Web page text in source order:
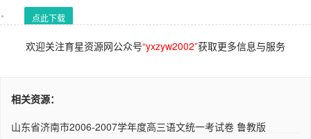
点此下载
欢迎关注育星资源网公众号“yxzyw2002”获取更多信息与服务
相关资源：
山东省济南市2006-2007学年度高三语文统一考试卷 鲁教版